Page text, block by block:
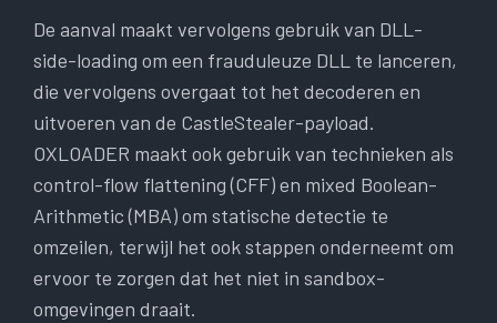
De aanval maakt vervolgens gebruik van DLL-
side-loading om een ​​frauduleuze DLL te lanceren,
die vervolgens overgaat tot het decoderen en
uitvoeren van de CastleStealer-payload.
OXLOADER maakt ook gebruik van technieken als
control-flow flattening (CFF) en mixed Boolean-
Arithmetic (MBA) om statische detectie te
omzeilen, terwijl het ook stappen onderneemt om
ervoor te zorgen dat het niet in sandbox-
omgevingen draait.